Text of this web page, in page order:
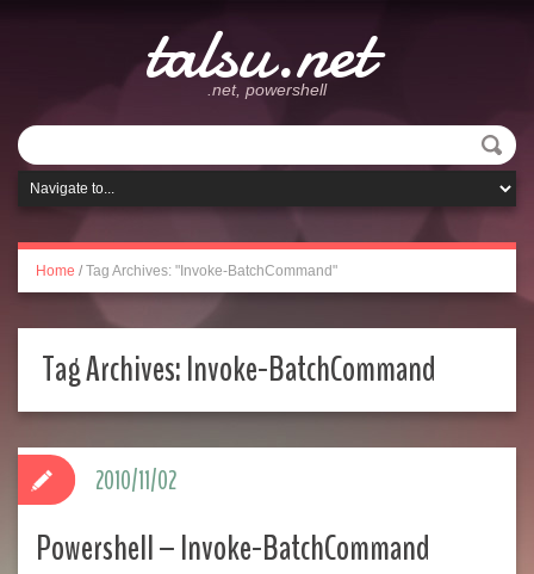
talsu.net
.net, powershell
Home / Tag Archives: "Invoke-BatchCommand"
Tag Archives:Invoke-BatchCommand
Powershell – Invoke-BatchCommand
2010/11/02